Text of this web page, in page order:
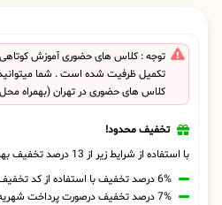
توجه : کلاس های حضوری آموزش کوتاهی
تکمیل ظرفیت شده است . شما میتوانید
کلاس های حضوری در تهران (بهمراه
تخفیف محدود!
با استفاده از شرایط زیر از 13 درصد تخفیف بهره مند شوید.
6% درصد تخفیف با استفاده از کد تخفیف 20806
7% درصد تخفیف درصورت پرداخت شهریه با رمزارز